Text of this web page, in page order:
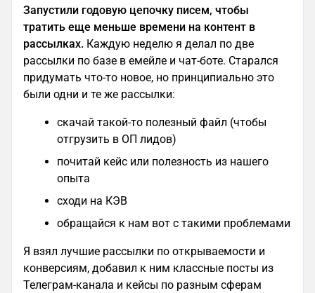
Запустили годовую цепочку писем, чтобы
тратить еще меньше времени на контент в
рассылках. Каждую неделю я делал по две
рассылки по базе в емейле и чат-боте. Старался
придумать что-то новое, но принципиально это
были одни и те же рассылки:
скачай такой-то полезный файл (чтобы
отгрузить в ОП лидов)
почитай кейс или полезность из нашего
опыта
сходи на КЭВ
обращайся к нам вот с такими проблемами
Я взял лучшие рассылки по открываемости и
конверсиям, добавил к ним классные посты из
Телеграм-канала и кейсы по разным сферам